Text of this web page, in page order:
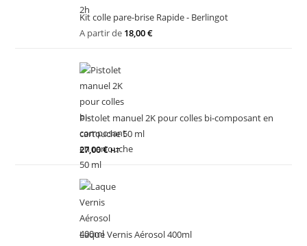
Kit colle pare-brise Rapide - Berlingot
A partir de 18,00€
Pistolet manuel 2K pour colles bi-composant en
cartouche 50 ml
27,00€ HT
Laque Vernis Aérosol 400ml